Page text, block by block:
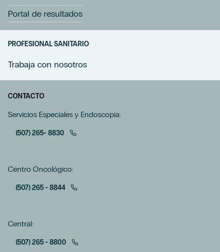
Portal de resultados
PROFESIONAL SANITARIO
Trabaja con nosotros
CONTACTO
Servicios Especiales y Endoscopia:
(507) 265- 8830
Centro Oncológico:
(507) 265 - 8844
Central:
(507) 265 - 8800